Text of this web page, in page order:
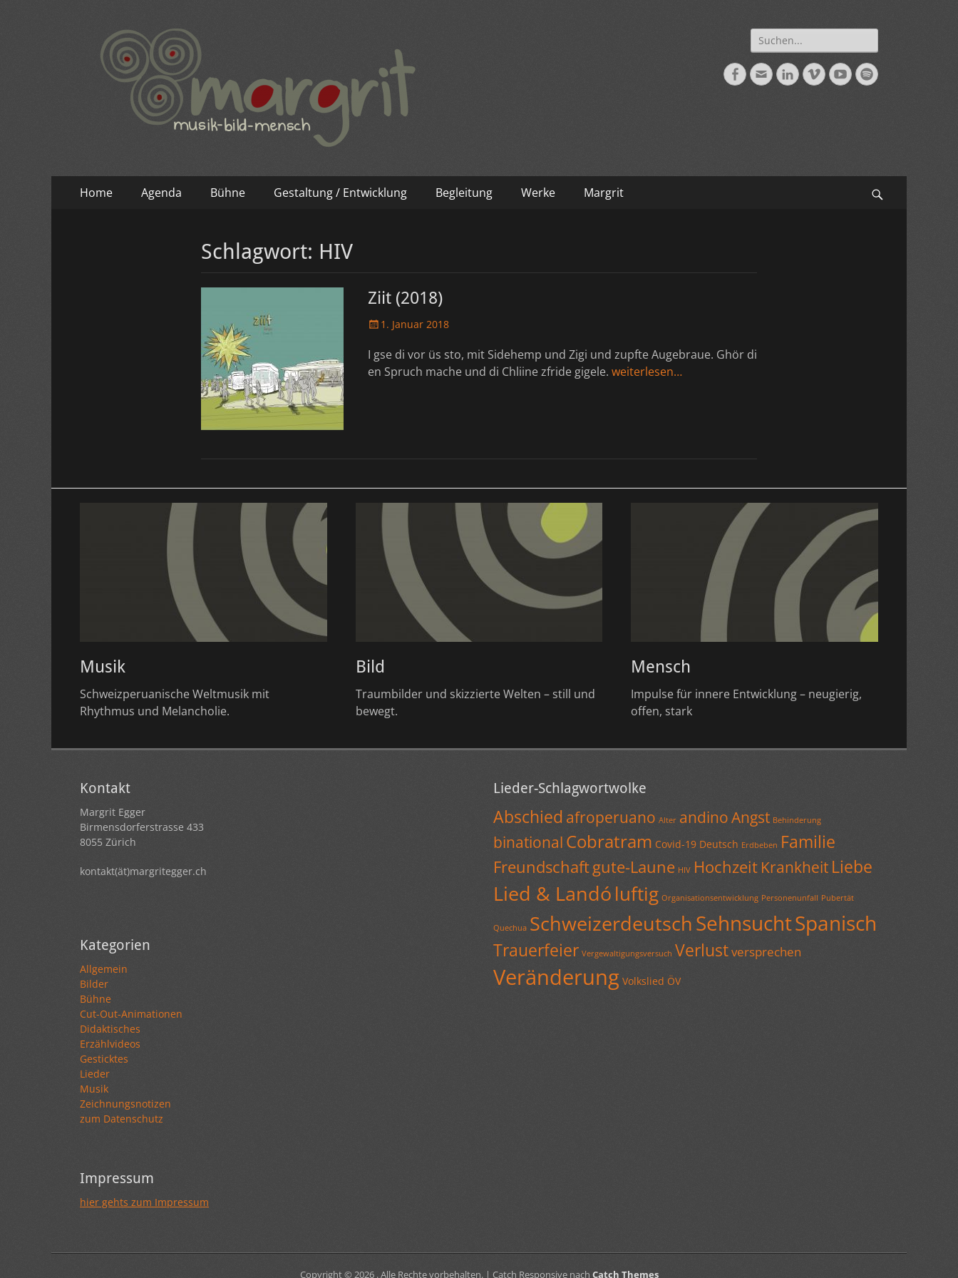
Suche
nach:
Facebook
E-
Mail
LinkedIn
VimeoYouTubeSpotify
Primäres
Inhalt
Home Agenda Bühne Gestaltung / Entwicklung Begleitung Werke Margrit
Schlagwort: HIV
Ziit (2018)
Veröffentlicht
1. Januar 2018
I gse di vor üs sto, mit Sidehemp und Zigi und zupfte Augebraue. Ghör di
en Spruch mache und di Chliine zfride gigele. weiterlesen…
Musik
Schweizperuanische Weltmusik mit
Rhythmus und Melancholie.
Bild
Traumbilder und skizzierte Welten – still und
bewegt.
Mensch
Impulse für innere Entwicklung – neugierig,
offen, stark
Kontakt
Margrit Egger
Birmensdorferstrasse 433
8055 Zürich
kontakt(ät)margritegger.ch
Kategorien
Allgemein
Bilder
Bühne
Cut-Out-Animationen
Didaktisches
Erzählvideos
Gesticktes
Lieder
Musik
Zeichnungsnotizen
zum Datenschutz
Impressum
hier gehts zum Impressum
Lieder-Schlagwortwolke
Abschied afroperuano Alter andinoAngst Behinderung
binational Cobratram Covid-19 Deutsch Erdbeben Familie
Freundschaftgute-Laune HIV Hochzeit Krankheit Liebe
Lied & Landóluftig Organisationsentwicklung Personenunfall Pubertät
Quechua SchweizerdeutschSehnsuchtSpanisch
Trauerfeier Vergewaltigungsversuch Verlustversprechen
Veränderung Volkslied ÖV
Copyright © 2026 . Alle Rechte vorbehalten. | Catch Responsive nach Catch Themes